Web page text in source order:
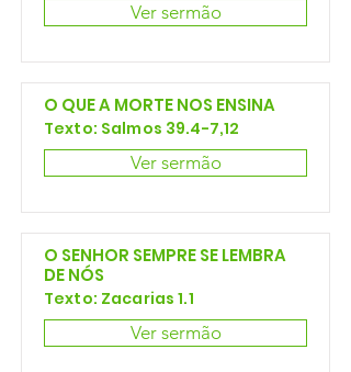
Ver sermão
O QUE A MORTE NOS ENSINA
Texto: Salmos 39.4-7,12
Ver sermão
O SENHOR SEMPRE SE LEMBRA
DE NÓS
Texto: Zacarias 1.1
Ver sermão